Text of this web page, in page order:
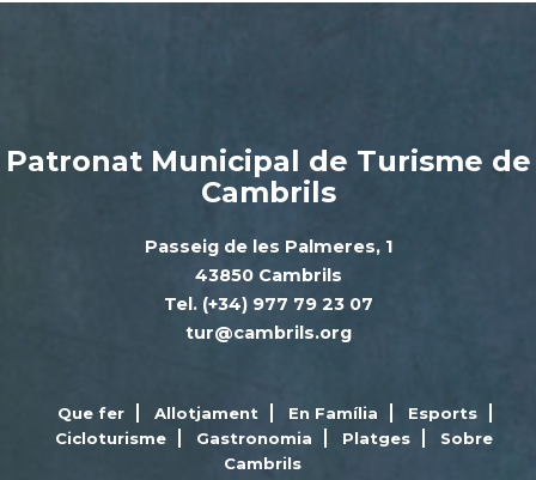
Patronat Municipal de Turisme de
Cambrils
Passeig de les Palmeres, 1
43850 Cambrils
Tel. (+34) 977 79 23 07
tur@cambrils.org
Que fer Allotjament En Família
Esports
Cicloturisme
Gastronomia Platges
Sobre
Cambrils